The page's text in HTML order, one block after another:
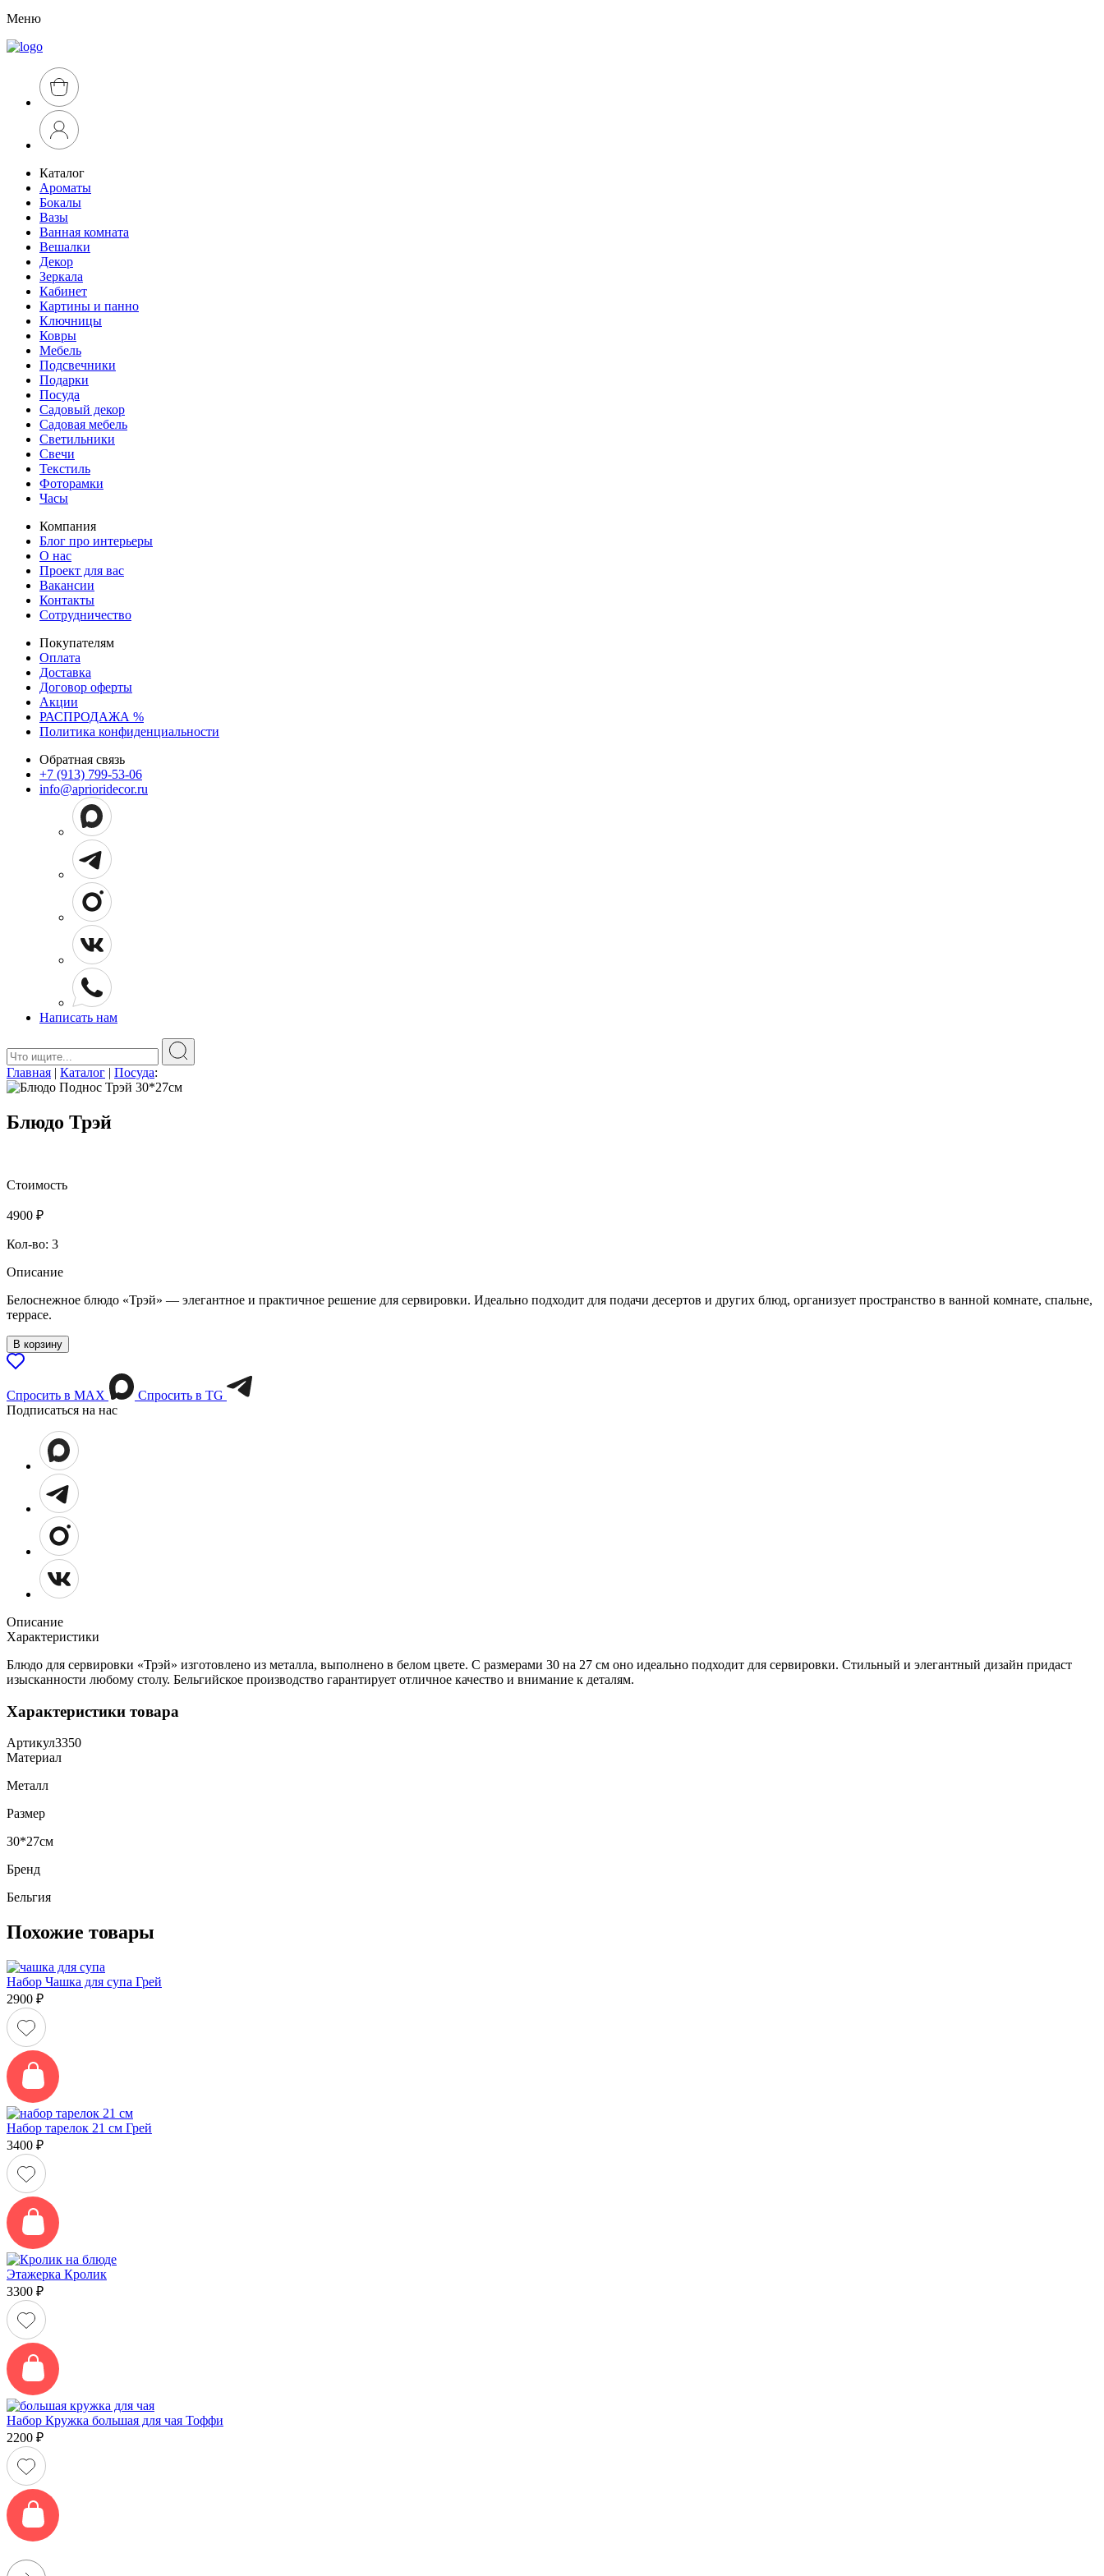
Меню
Каталог
Ароматы
Бокалы
Вазы
Ванная комната
Вешалки
Декор
Зеркала
Кабинет
Картины и панно
Ключницы
Ковры
Мебель
Подсвечники
Подарки
Посуда
Садовый декор
Садовая мебель
Светильники
Свечи
Текстиль
Фоторамки
Часы
Компания
Блог про интерьеры
О нас
Проект для вас
Вакансии
Контакты
Сотрудничество
Покупателям
Оплата
Доставка
Договор оферты
Акции
РАСПРОДАЖА %
Политика конфиденциальности
Обратная связь
+7 (913) 799-53-06
info@aprioridecor.ru
Написать нам
Главная | Каталог | Посуда:
Блюдо Трэй
Стоимость
4900 ₽
Кол-во: 3
Описание
Белоснежное блюдо «Трэй» — элегантное и практичное решение для сервировки. Идеально подходит для подачи десертов и других блюд, организует пространство в ванной комнате, спальне,
террасе.
В корзину
Спросить в МАХ
Спросить в TG
Подписаться на нас
Описание
Характеристики
Блюдо для сервировки «Трэй» изготовлено из металла, выполнено в белом цвете. С размерами 30 на 27 см оно идеально подходит для сервировки. Стильный и элегантный дизайн придаст
изысканности любому столу. Бельгийское производство гарантирует отличное качество и внимание к деталям.
Характеристики товара
Артикул3350
Материал
Металл
Размер
30*27см
Бренд
Бельгия
Похожие товары
Набор Чашка для супа Грей
2900 ₽
Набор тарелок 21 см Грей
3400 ₽
Этажерка Кролик
3300 ₽
Набор Кружка большая для чая Тоффи
2200 ₽